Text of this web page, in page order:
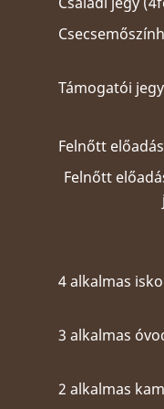
Támogatói
Felnőtt
Felnőtt
4 alkalmas
3 alkalmas
2 alkalmas